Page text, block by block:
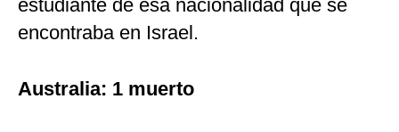
estudiante de esa nacionalidad que se
encontraba en Israel.
Australia: 1 muerto